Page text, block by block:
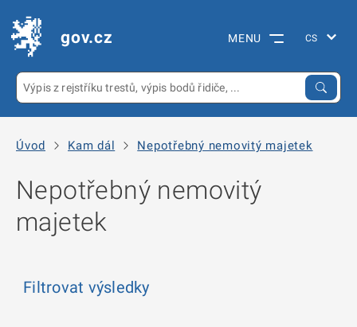
gov.cz MENU
Úvod Kam dál Nepotřebný nemovitý majetek
Nepotřebný nemovitý
majetek
Filtrovat výsledky